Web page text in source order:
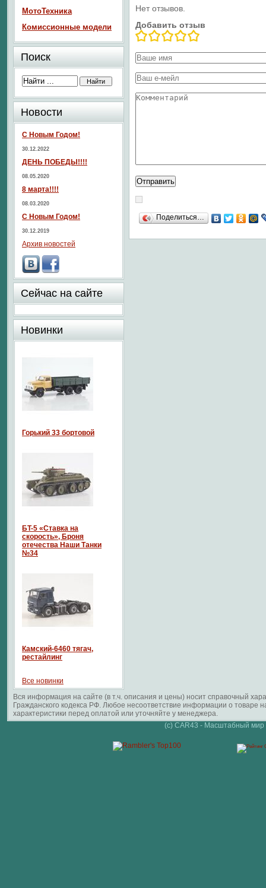
Нет отзывов.
Добавить отзыв
Поделиться…
МотоТехника
Комиссионные модели
Поиск
Новости
С Новым Годом!
30.12.2022
ДЕНЬ ПОБЕДЫ!!!!
08.05.2020
8 марта!!!!
08.03.2020
С Новым Годом!
30.12.2019
Архив новостей
Сейчас на сайте
Новинки
Горький 33 бортовой
БT-5 «Ставка на
скорость», Броня
отечества Наши Танки
№34
Камский-6460 тягач,
рестайлинг
Все новинки
Вся информация на сайте (в т.ч. описания и цены) носит справочный
Гражданского кодекса РФ. Любое несоответствие информации о
характеристики перед оплатой или уточняйте у менеджера.
(c) CAR43 - Масштабный мир